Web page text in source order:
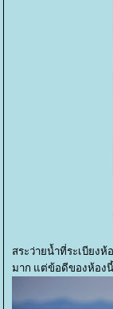
สระว่ายน้ำที่ระเบียง
มาก แต่ข้อดีของห้อง